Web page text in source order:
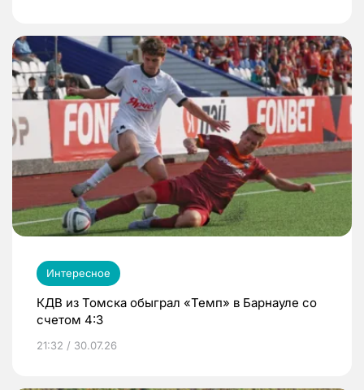
Интересное
КДВ из Томска обыграл «Темп» в Барнауле со
счетом 4:3
21:32 / 30.07.26